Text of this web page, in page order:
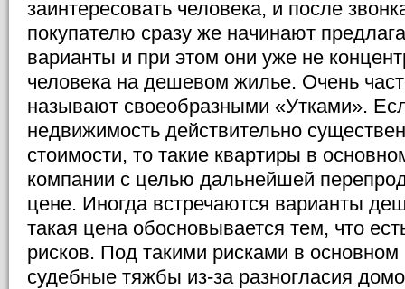
заинтересовать человека, и после
покупателю сразу же начинают
варианты и при этом они уже не
человека на дешевом жилье. Очень
называют своеобразными «Утками».
недвижимость действительно
стоимости, то такие квартиры в
компании с целью дальнейшей
цене. Иногда встречаются варианты
такая цена обосновывается тем, что
рисков. Под такими рисками в
судебные тяжбы из-за разногласия